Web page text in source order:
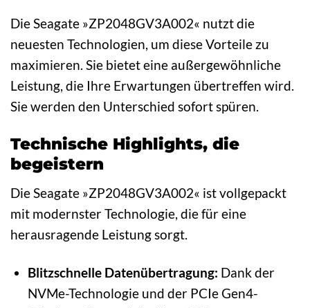
Die Seagate »ZP2048GV3A002« nutzt die
neuesten Technologien, um diese Vorteile zu
maximieren. Sie bietet eine außergewöhnliche
Leistung, die Ihre Erwartungen übertreffen wird.
Sie werden den Unterschied sofort spüren.
Technische Highlights, die
begeistern
Die Seagate »ZP2048GV3A002« ist vollgepackt
mit modernster Technologie, die für eine
herausragende Leistung sorgt.
Blitzschnelle Datenübertragung: Dank der
NVMe-Technologie und der PCIe Gen4-